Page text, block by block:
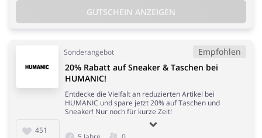
GUTSCHEIN ANZEIGEN
Sonderangebot Empfohlen
451
20% Rabatt auf Sneaker & Taschen bei
HUMANIC!
Entdecke die Vielfalt an reduzierten Artikel bei
HUMANIC und spare jetzt 20% auf Taschen und
Sneaker! Nur noch für kurze Zeit!